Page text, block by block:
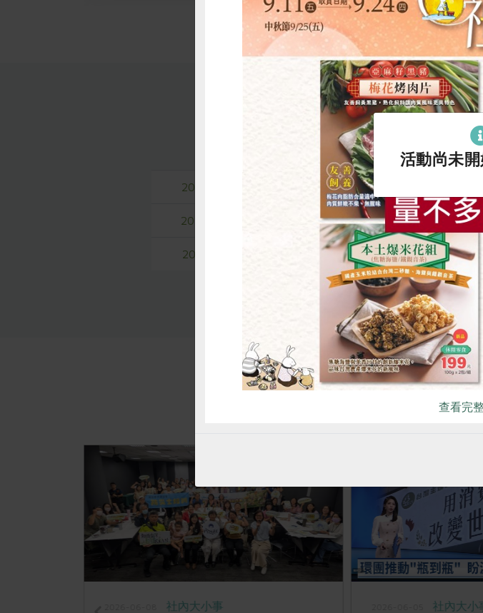
合作
2026-06-25 【合作25】「農糧知識王IP角色設計暨
2026-08-05 【線上課程】走進民主治理：2026年
2026-07-31 【社內公告】農友張茂軒香蕉不符合
推薦
社內大小事 社內大小
惜食 RPET
查看完整
活動尚未